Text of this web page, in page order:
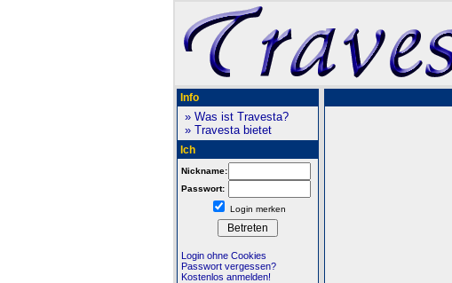
Info
» Was ist Travesta?
» Travesta bietet
Ich
Nickname:
Passwort:
Login merken
Login ohne Cookies
Passwort vergessen?
Kostenlos anmelden!